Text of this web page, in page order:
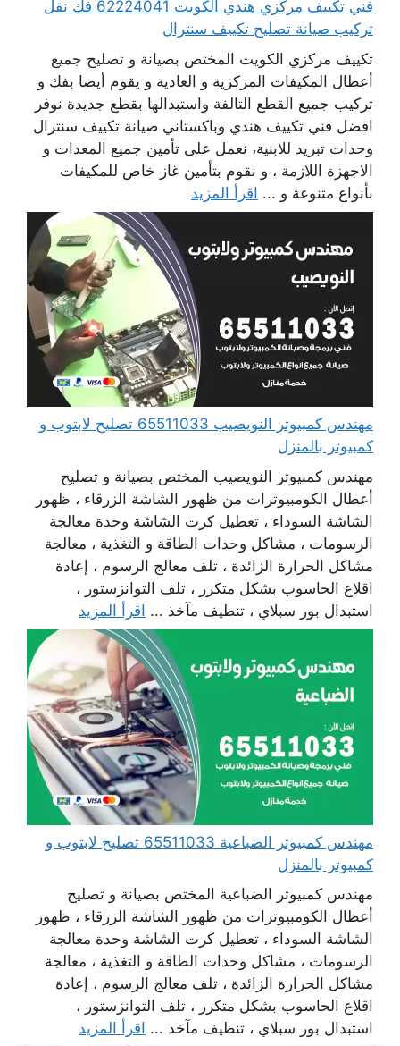
فني تكييف مركزي هندي الكويت 62224041 فك نقل
تركيب صيانة تصليح تكييف سنترال
تكييف مركزي الكويت المختص بصيانة و تصليح جميع
أعطال المكيفات المركزية و العادية و يقوم أيضا بفك و
تركيب جميع القطع التالفة واستبدالها بقطع جديدة نوفر
افضل فني تكييف هندي وباكستاني صيانة تكييف سنترال
وحدات تبريد للابنية، نعمل على تأمين جميع المعدات و
الاجهزة اللازمة ، و نقوم بتأمين غاز خاص للمكيفات
بأنواع متنوعة و ... اقرأ المزيد
مهندس كمبيوتر النويصيب 65511033 تصليح لابتوب و
كمبيوتر بالمنزل
مهندس كمبيوتر النويصيب المختص بصيانة و تصليح
أعطال الكومبيوترات من ظهور الشاشة الزرقاء ، ظهور
الشاشة السوداء ، تعطيل كرت الشاشة وحدة معالجة
الرسومات ، مشاكل وحدات الطاقة و التغذية ، معالجة
مشاكل الحرارة الزائدة ، تلف معالج الرسوم ، إعادة
اقلاع الحاسوب بشكل متكرر ، تلف التوانزستور ،
استبدال بور سبلاي ، تنظيف مآخذ ... اقرأ المزيد
مهندس كمبيوتر الضباعية 65511033 تصليح لابتوب و
كمبيوتر بالمنزل
مهندس كمبيوتر الضباعية المختص بصيانة و تصليح
أعطال الكومبيوترات من ظهور الشاشة الزرقاء ، ظهور
الشاشة السوداء ، تعطيل كرت الشاشة وحدة معالجة
الرسومات ، مشاكل وحدات الطاقة و التغذية ، معالجة
مشاكل الحرارة الزائدة ، تلف معالج الرسوم ، إعادة
اقلاع الحاسوب بشكل متكرر ، تلف التوانزستور ،
استبدال بور سبلاي ، تنظيف مآخذ ... اقرأ المزيد